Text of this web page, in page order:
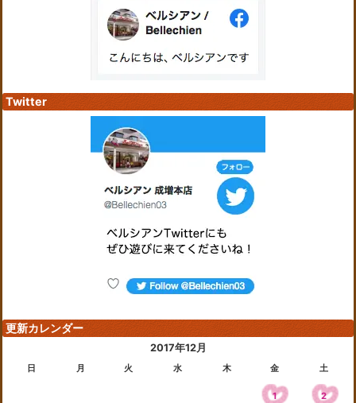
Twitter
更新カレンダー
2017年12月
日 月 火 水 木 金 土
1 2